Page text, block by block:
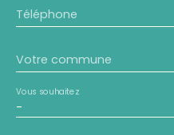
Téléphone
Votre commune
-
Vous souhaitez